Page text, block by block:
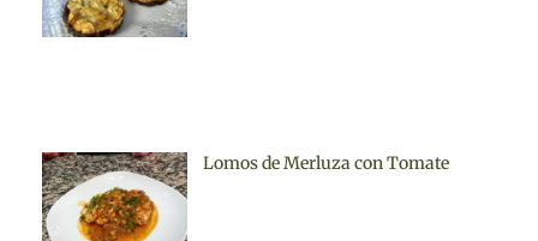
Lomos de Merluza con Tomate